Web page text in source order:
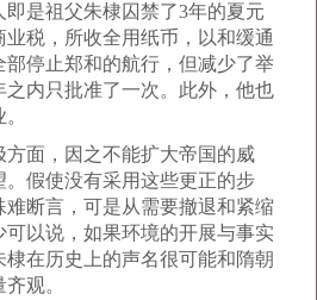
即是祖父朱棣囚禁了3年的夏元
税，所收全用纸币，以和缓通
停止郑和的航行，但减少了举
内只批准了一次。此外，他也
面，因之不能扩大帝国的威
假使没有采用这些更正的步
断言，可是从需要撤退和紧缩
可以说，如果环境的开展与事实
棣在历史上的声名很可能和隋朝
观。